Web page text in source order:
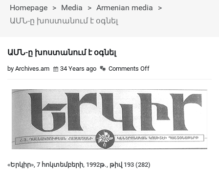
Homepage > Media > Armenian media
>
ԱՄՆ-ը խոստանում է օգնել
ԱՄՆ-ը խոստանում է օգնել
by Archives.am 34 Years ago Comments Off
«Երկիր», 7 հոկտեմբերի, 1992թ., թիվ 193 (282)